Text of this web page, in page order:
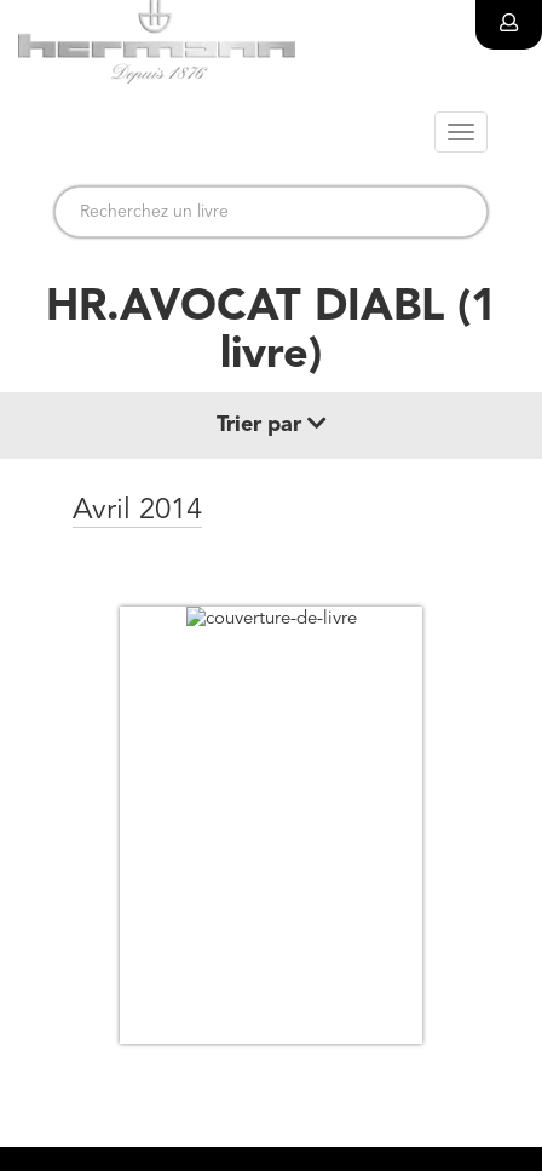
Toggle
HR.AVOCAT DIABL (1
livre)
Trier par
Titre
Avril 2014